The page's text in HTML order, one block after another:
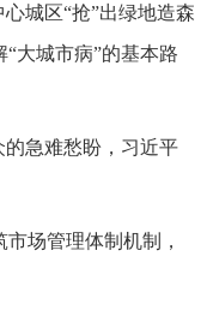
城区“抢”出绿地造森
大城市病”的基本路
的急难愁盼，习近平
场管理体制机制，